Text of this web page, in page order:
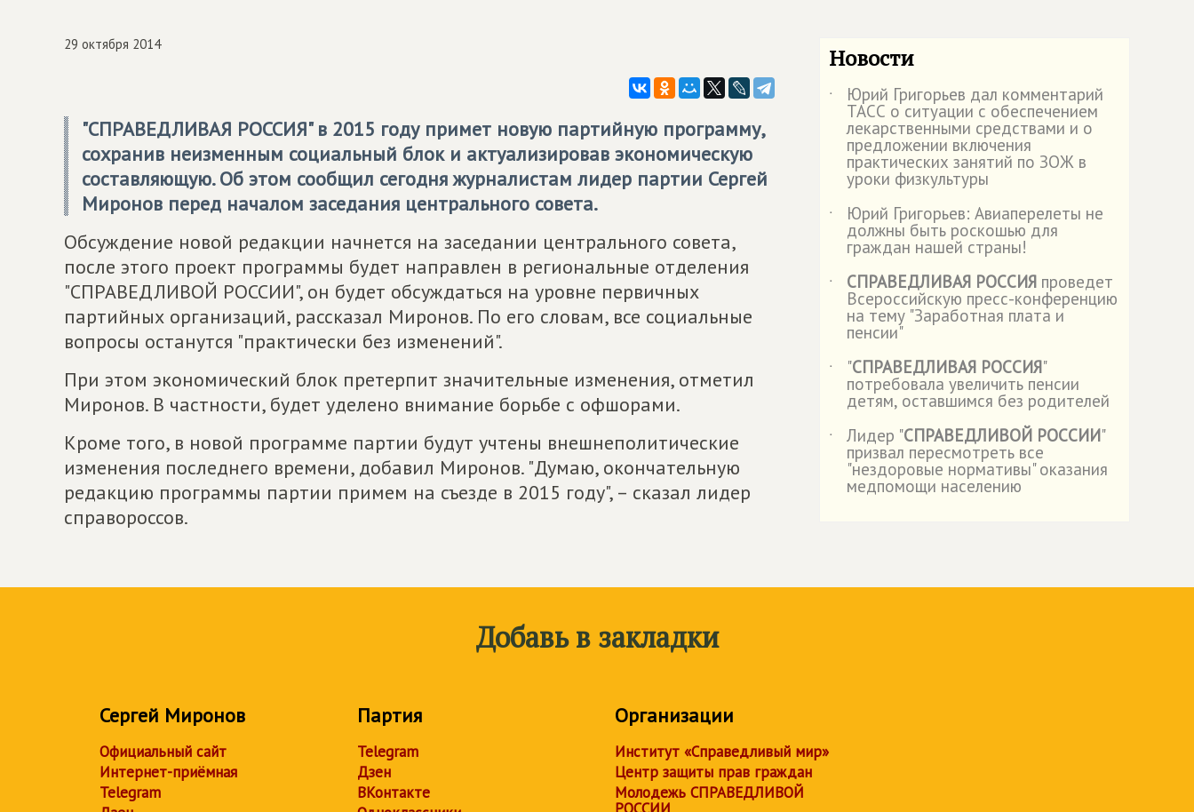
29 октября 2014
"СПРАВЕДЛИВАЯ РОССИЯ" в 2015 году примет новую партийную программу,
сохранив неизменным социальный блок и актуализировав экономическую
составляющую. Об этом сообщил сегодня журналистам лидер партии Сергей
Миронов перед началом заседания центрального совета.
Обсуждение новой редакции начнется на заседании центрального совета,
после этого проект программы будет направлен в региональные отделения
"СПРАВЕДЛИВОЙ РОССИИ", он будет обсуждаться на уровне первичных
партийных организаций, рассказал Миронов. По его словам, все социальные
вопросы останутся "практически без изменений".
При этом экономический блок претерпит значительные изменения, отметил
Миронов. В частности, будет уделено внимание борьбе с офшорами.
Кроме того, в новой программе партии будут учтены внешнеполитические
изменения последнего времени, добавил Миронов. "Думаю, окончательную
редакцию программы партии примем на съезде в 2015 году", – сказал лидер
справороссов.
Новости
˙ Юрий Григорьев дал комментарий
ТАСС о ситуации с обеспечением
лекарственными средствами и о
предложении включения
практических занятий по ЗОЖ в
уроки физкультуры
˙
Юрий Григорьев: Авиаперелеты не
должны быть роскошью для
граждан нашей страны!
˙
СПРАВЕДЛИВАЯ РОССИЯ проведет
Всероссийскую пресс-конференцию
на тему "Заработная плата и
пенсии"
˙
"СПРАВЕДЛИВАЯ РОССИЯ"
потребовала увеличить пенсии
детям, оставшимся без родителей
˙
Лидер "СПРАВЕДЛИВОЙ РОССИИ"
призвал пересмотреть все
"нездоровые нормативы" оказания
медпомощи населению
Добавь в закладки
Сергей Миронов
Официальный сайт
Интернет-приёмная
Telegram
Партия
Telegram
Дзен
ВКонтакте
Организации
Институт «Справедливый мир»
Центр защиты прав граждан
Молодежь СПРАВЕДЛИВОЙ